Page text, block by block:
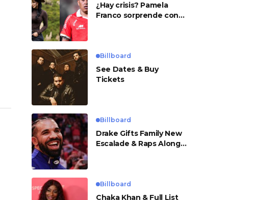
¿Hay crisis? Pamela
Franco sorprende con
Billboard
See Dates & Buy
Tickets
Billboard
Drake Gifts Family New
Escalade & Raps Along
Billboard
Chaka Khan & Full List